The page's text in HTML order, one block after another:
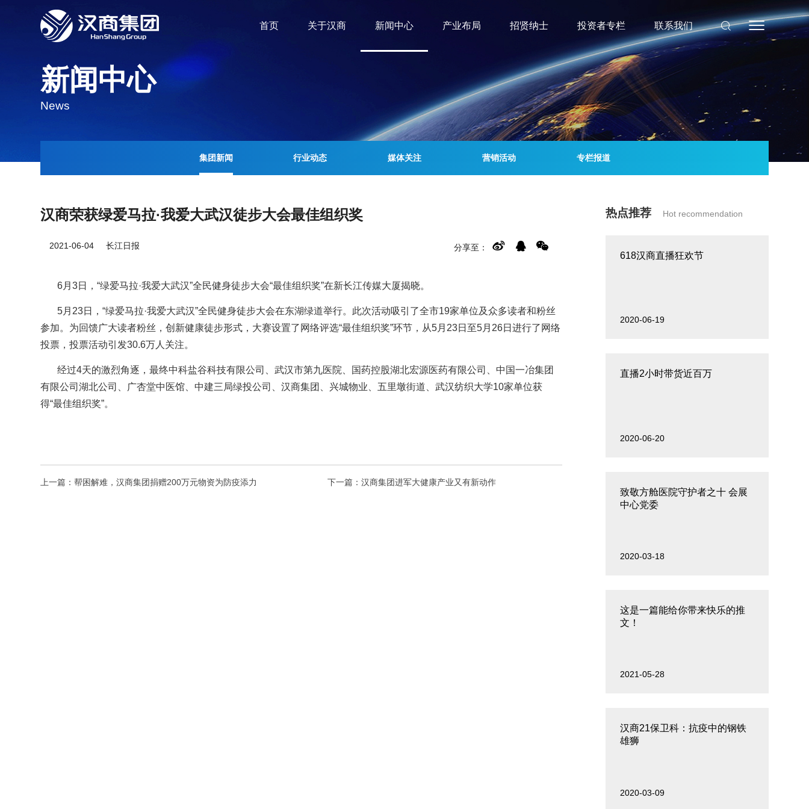
首页 关于汉商 新闻中心 产业布局 招贤纳士 投资者专栏 联系我们
新闻中心
News
集团新闻 行业动态 媒体关注 营销活动 专栏报道
汉商荣获绿爱马拉·我爱大武汉徒步大会最佳组织奖
2021-06-04 长江日报 分享至：
6月3日，“绿爱马拉·我爱大武汉”全民健身徒步大会“最佳组织奖”在新长江传媒大厦揭晓。
5月23日，“绿爱马拉·我爱大武汉”全民健身徒步大会在东湖绿道举行。此次活动吸引了全市19家单位及众多读者和粉丝
参加。为回馈广大读者粉丝，创新健康徒步形式，大赛设置了网络评选“最佳组织奖”环节，从5月23日至5月26日进行了网络
投票，投票活动引发30.6万人关注。
经过4天的激烈角逐，最终中科盐谷科技有限公司、武汉市第九医院、国药控股湖北宏源医药有限公司、中国一冶集团
有限公司湖北公司、广杏堂中医馆、中建三局绿投公司、汉商集团、兴城物业、五里墩街道、武汉纺织大学10家单位获
得“最佳组织奖”。
上一篇：帮困解难，汉商集团捐赠200万元物资为防疫添力 下一篇：汉商集团进军大健康产业又有新动作
热点推荐 Hot recommendation
618汉商直播狂欢节
2020-06-19
直播2小时带货近百万
2020-06-20
致敬方舱医院守护者之十 会展
中心党委
2020-03-18
这是一篇能给你带来快乐的推
文！
2021-05-28
汉商21保卫科：抗疫中的钢铁
雄狮
2020-03-09